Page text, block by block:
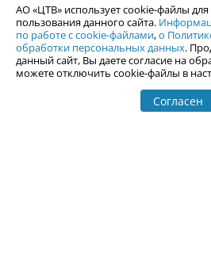
По вопросам размещения информации
afisha@uralweb.ru
Пользовательское соглашение на
Политика АО «ЦТВ» в отношении
АО «ЦТВ» использует cookie-файлы
пользования данного сайта.
по работе с cookie-файлами,о
обработки персональных данных.
данный сайт, Вы даете согласие на
можете отключить cookie-файлы в
Согласен